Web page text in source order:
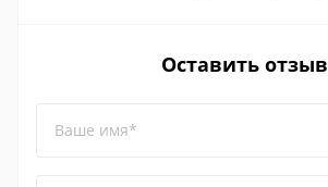
Оставить отзыв
Ваше имя*